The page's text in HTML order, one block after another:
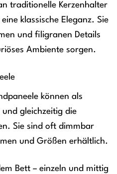
traditionelle Kerzenhalter
klassische Eleganz. Sie
und filigranen Details
Ambiente sorgen.
können als
gleichzeitig die
Sie sind oft dimmbar
und Größen erhältlich.
Bett – einzeln und mittig